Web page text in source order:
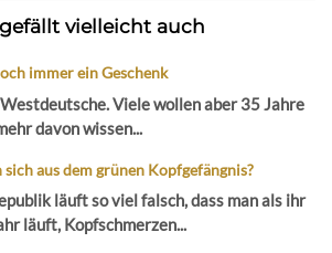
vielleicht auch
immer ein Geschenk
Westdeutsche. Viele wollen aber 35 Jahre
davon wissen...
aus dem grünen Kopfgefängnis?
läuft so viel falsch, dass man als ihr
läuft, Kopfschmerzen...